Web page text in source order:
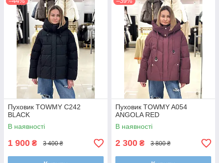
Пуховик TOWMY C242
BLACK
В наявності
1 900 ₴ 3 400 ₴
Пуховик TOWMY A054
ANGOLA RED
В наявності
2 300 ₴ 3 800 ₴